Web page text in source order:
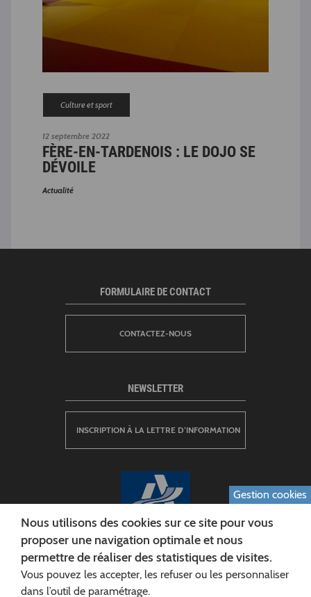
12 septembre 2022
Culture et sport
FÈRE-EN-TARDENOIS : LE DOJO SE
DÉVOILE
Actualité
CONSEIL DÉPARTEMENTAL DE L'AISNE
Siège :
FORMULAIRE DE CONTACT
CONTACTEZ-NOUS
NEWSLETTER
INSCRIPTION À LA LETTRE D’INFORMATION
Gestion cookies
Nous utilisons des cookies sur ce site pour vous
proposer une navigation optimale et nous
permettre de réaliser des statistiques de visites.
Vous pouvez les accepter, les refuser ou les personnaliser
dans l’outil de paramétrage.